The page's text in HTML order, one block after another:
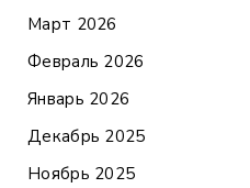
Март 2026
Февраль 2026
Январь 2026
Декабрь 2025
Ноябрь 2025